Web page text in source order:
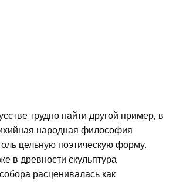
трудно найти другой пример, в
народная философия
цельную поэтическую форму.
в древности скульптура
расценивалась как